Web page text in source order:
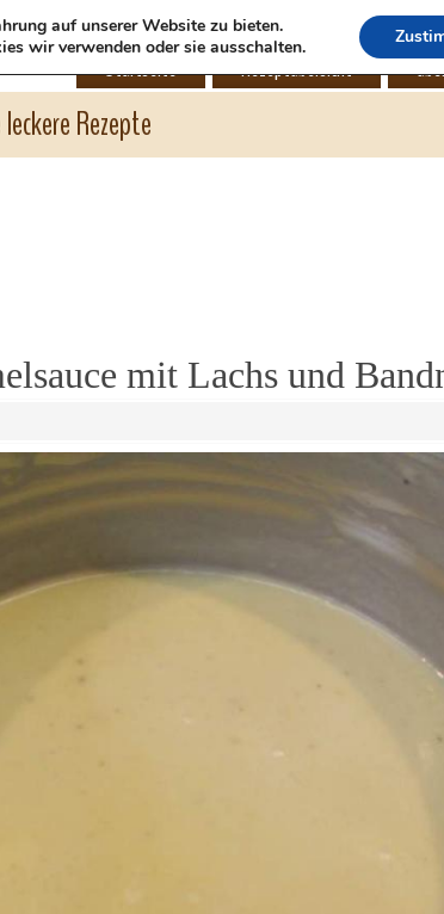
Rezepte
Startseite Rezeptübersicht
mit Lachs und
auf unserer Website zu bieten.
wir verwenden oder sie ausschalten.